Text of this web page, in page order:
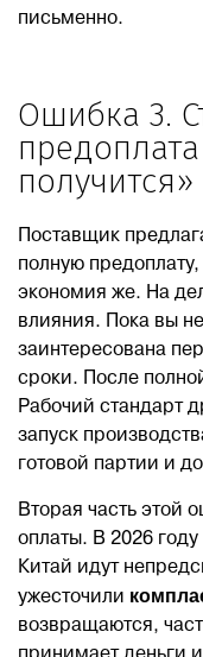
письменно.
Ошибка 3.
получится»
Поставщик
полную
экономия же. На
влияния. Пока вы
заинтересована
сроки. После
Рабочий стандарт
запуск
готовой партии и
Вторая часть этой
оплаты. В 2026
Китай идут
ужесточили
возвращаются,